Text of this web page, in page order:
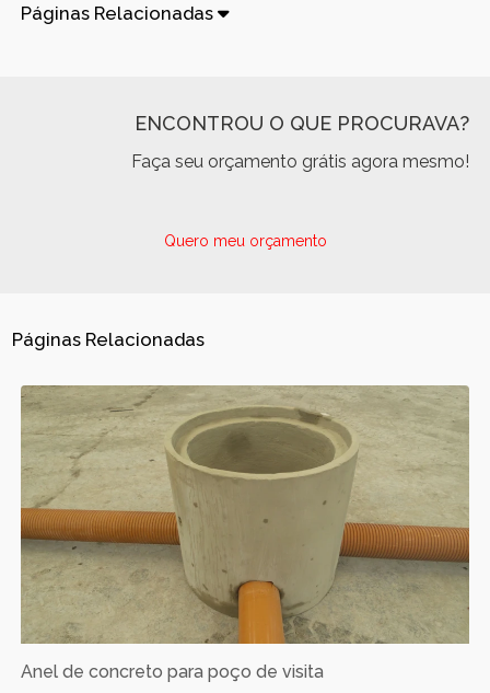
Páginas Relacionadas
ENCONTROU O QUE PROCURAVA?
Faça seu orçamento grátis agora mesmo!
Quero meu orçamento
Páginas Relacionadas
Anel de concreto para poço de visita